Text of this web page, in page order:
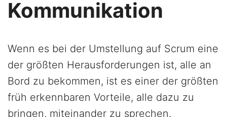
Kommunikation
Wenn es bei der Umstellung auf Scrum eine
der größten Herausforderungen ist, alle an
Bord zu bekommen, ist es einer der größten
früh erkennbaren Vorteile, alle dazu zu
bringen, miteinander zu sprechen.